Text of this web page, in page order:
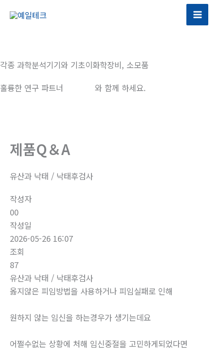
건
너
뛰
각종 과학분석기기와 기초이화학장비, 소모품
훌륭한 연구 파트너
와 함께 하세요.
제품Q＆A
유산과 낙태 / 낙태후검사
작성자
00
작성일
2026-05-26 16:07
조회
87
유산과 낙태 / 낙태후검사
옳지않은 피임방법을 사용하거나 피임실패로 인해
원하지 않는 임신을 하는경우가 생기는데요
어쩔수없는 상황에 처해 임신중절을 고민하게되었다면